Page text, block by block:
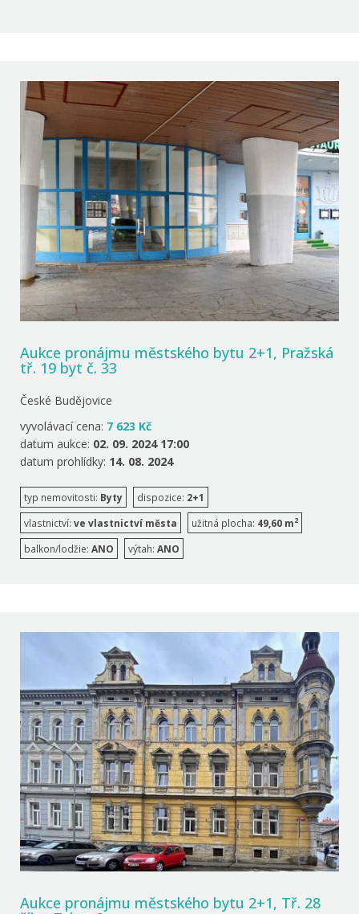
Aukce pronájmu městského bytu 2+1, Pražská
tř. 19 byt č. 33
České Budějovice
vyvolávací cena: 7 623 Kč
datum aukce: 02. 09. 2024 17:00
datum prohlídky: 14. 08. 2024
typ nemovitosti: Byty dispozice: 2+1
vlastnictví: ve vlastnictví města užitná plocha: 49,60 m2
balkon/lodžie: ANO výtah: ANO
Aukce pronájmu městského bytu 2+1, Tř. 28